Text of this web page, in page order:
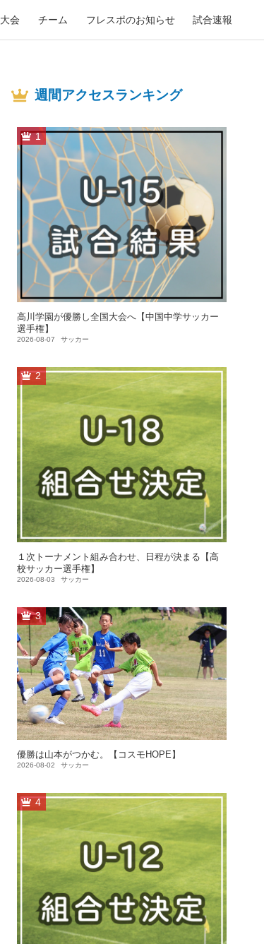
大会 チーム フレスポのお知らせ 試合速報
週間アクセスランキング
1
高川学園が優勝し全国大会へ【中国中学サッカー
選手権】
2026-08-07 サッカー
2
１次トーナメント組み合わせ、日程が決まる【高
校サッカー選手権】
2026-08-03 サッカー
3
優勝は山本がつかむ。【コスモHOPE】
2026-08-02 サッカー
4